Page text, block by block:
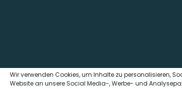
Wir verwenden Cookies, um Inhalte zu personalisieren,
Website an unsere Social Media-, Werbe- und